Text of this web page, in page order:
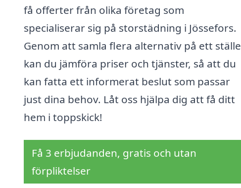
få offerter från olika företag som
specialiserar sig på storstädning i Jössefors.
Genom att samla flera alternativ på ett ställe
kan du jämföra priser och tjänster, så att du
kan fatta ett informerat beslut som passar
just dina behov. Låt oss hjälpa dig att få ditt
hem i toppskick!
Få 3 erbjudanden, gratis och utan
förpliktelser